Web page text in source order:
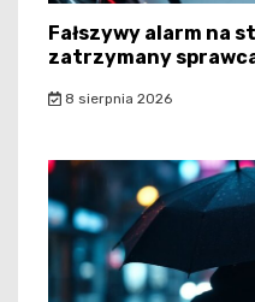
Fałszywy alarm na
zatrzymany
8 sierpnia 2026